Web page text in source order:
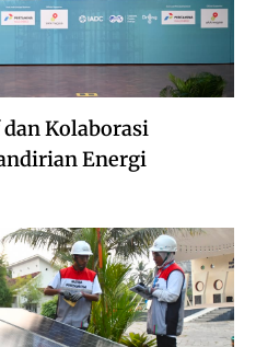
Kolaborasi
Energi